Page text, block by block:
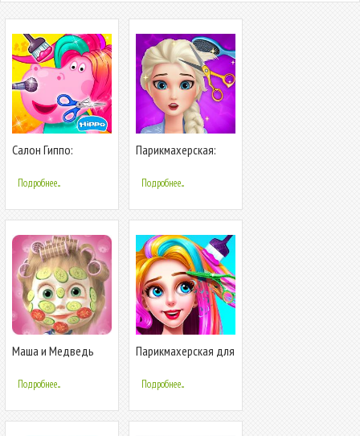
Салон Гиппо:
Подробнее...
Парикмахерская:
Подробнее...
Маша и Медведь
Парикмахерская и
Салон Красоты
Подробнее...
Парикмахерская для
Подробнее...